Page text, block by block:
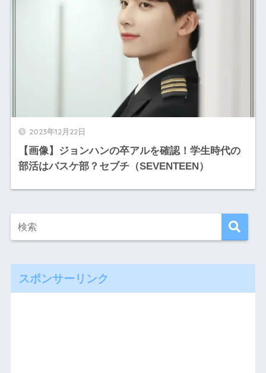
2023年12月22日
【画像】ジョンハンの卒アルを確認！学生時代の
部活はバスケ部？セブチ（SEVENTEEN）
スポンサーリンク